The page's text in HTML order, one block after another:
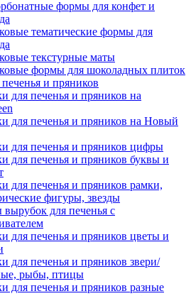
формы для конфет и
тематические формы для
текстурные маты
формы для шоколадных плиток
и пряников
для печенья и пряников на
для печенья и пряников на Новый
для печенья и пряников цифры
для печенья и пряников буквы и
для печенья и пряников рамки,
фигуры, звезды
для печенья с
для печенья и пряников цветы и
для печенья и пряников звери/
рыбы, птицы
для печенья и пряников разные